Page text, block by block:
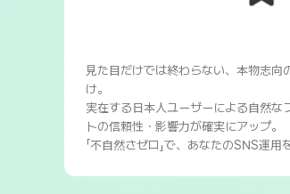
見た目だけでは終わらない、本物志向
け。
実在する日本人ユーザーによる自然な
トの信頼性・影響力が確実にアップ。
「不自然さゼロ」で、あなたのSNS運用